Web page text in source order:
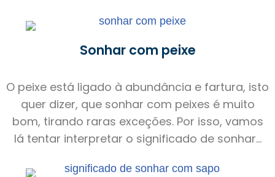
Sonhar com peixe
O peixe está ligado à abundância e fartura, isto
quer dizer, que sonhar com peixes é muito
bom, tirando raras exceções. Por isso, vamos
lá tentar interpretar o significado de sonhar...